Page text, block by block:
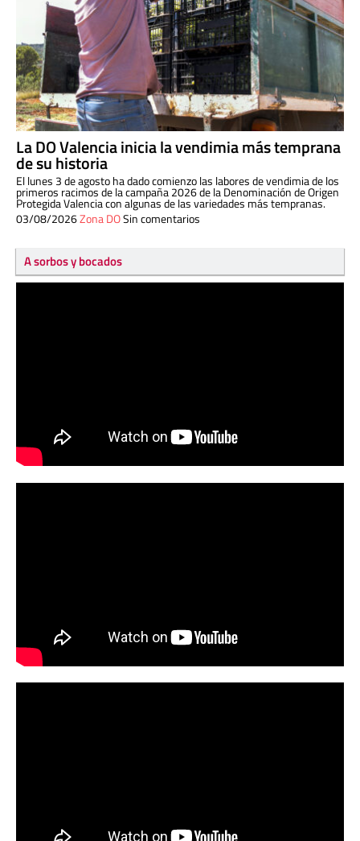
La DO Valencia inicia la vendimia más temprana
de su historia
El lunes 3 de agosto ha dado comienzo las labores de vendimia de los
primeros racimos de la campaña 2026 de la Denominación de Origen
Protegida Valencia con algunas de las variedades más tempranas.
03/08/2026Zona DOSin comentarios
A sorbos y bocados